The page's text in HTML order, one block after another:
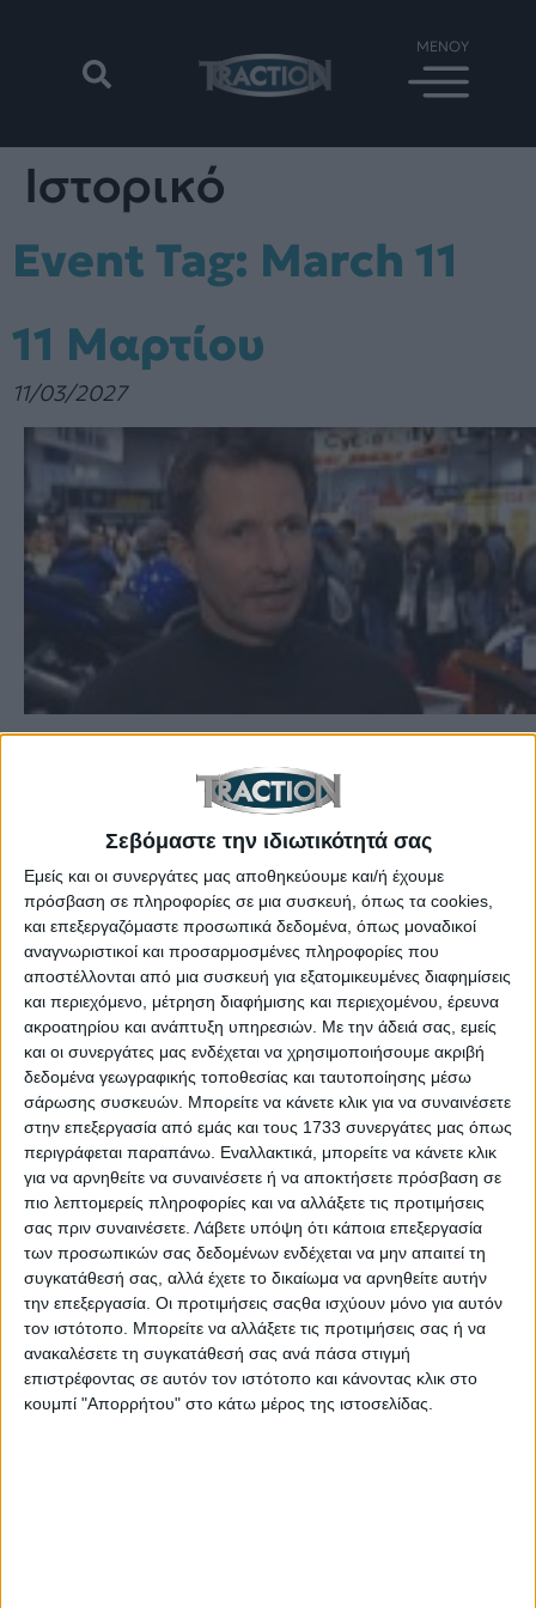
Σεβόμαστε την ιδιωτικότητά σας
Εμείς και οι συνεργάτες μας αποθηκεύουμε και/ή έχουμε
πρόσβαση σε πληροφορίες σε μια συσκευή, όπως τα cookies,
και επεξεργαζόμαστε προσωπικά δεδομένα, όπως μοναδικοί
αναγνωριστικοί και προσαρμοσμένες πληροφορίες που
αποστέλλονται από μια συσκευή για εξατομικευμένες διαφημίσεις
και περιεχόμενο, μέτρηση διαφήμισης και περιεχομένου, έρευνα
ακροατηρίου και ανάπτυξη υπηρεσιών. Με την άδειά σας, εμείς
και οι συνεργάτες μας ενδέχεται να χρησιμοποιήσουμε ακριβή
δεδομένα γεωγραφικής τοποθεσίας και ταυτοποίησης μέσω
σάρωσης συσκευών. Μπορείτε να κάνετε κλικ για να συναινέσετε
στην επεξεργασία από εμάς και τους 1733 συνεργάτες μας όπως
περιγράφεται παραπάνω. Εναλλακτικά, μπορείτε να κάνετε κλικ
για να αρνηθείτε να συναινέσετε ή να αποκτήσετε πρόσβαση σε
πιο λεπτομερείς πληροφορίες και να αλλάξετε τις προτιμήσεις
σας πριν συναινέσετε. Λάβετε υπόψη ότι κάποια επεξεργασία
των προσωπικών σας δεδομένων ενδέχεται να μην απαιτεί τη
συγκατάθεσή σας, αλλά έχετε το δικαίωμα να αρνηθείτε αυτήν
την επεξεργασία. Οι προτιμήσεις σαςθα ισχύουν μόνο για αυτόν
τον ιστότοπο. Μπορείτε να αλλάξετε τις προτιμήσεις σας ή να
ανακαλέσετε τη συγκατάθεσή σας ανά πάσα στιγμή
επιστρέφοντας σε αυτόν τον ιστότοπο και κάνοντας κλικ στο
κουμπί "Απορρήτου" στο κάτω μέρος της ιστοσελίδας.
Ιστορικό
Event Tag: March 11
11 Μαρτίου
11/03/2027
Eddie Lawson born,Troy Ruttman born
Το 1958, γεννήθηκε ο μεγάλος αναβάτης Eddie
Lawson και το 1930 γεννήθηκε ο οδηγός αγώνων
Troy Ruttman
ΝΕΑ
ΑΥΤΟΚΙΝΗΤΟ
ΠΑΡΟΥΣΙΑΣΕΙΣ
ΔΟΚΙΜΕΣ
ΣΤΡΙΒΟΝΤΑΣ
ΜΑΚΡΑΣ ΔΙΑΡΚΕΙΑΣ
ΑΓΟΡΑ
ΕΚΘΕΣΕΙΣ
2 WHEELS
ΜΟΤΟΣΥΚΛΕΤΑ
ΠΟΔΗΛΑΤΟ
MOTO GP
LIFESTYLE
LIFESTYLE NEWS
VINTAGE
TRAVEL
EXTREME
WOMEN ON WHEELS
SAFETY
SAFETY NEWS
ΔΡΑΣΕΙΣ
ΤΕΧΝΟΛΟΓΙΑ &
ΠΕΡΙΒΑΛΛΟΝ
ΧΡΗΣΙΜΑ